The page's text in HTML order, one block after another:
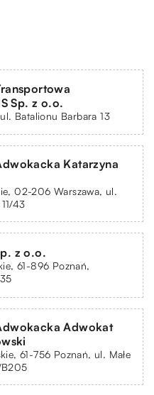
Sp. z o.o.
Batalionu Barbara 13
Katarzyna
02-206 Warszawa, ul.
43
z o.o.
61-896 Poznań,
Adwokat
61-756 Poznań, ul. Małe